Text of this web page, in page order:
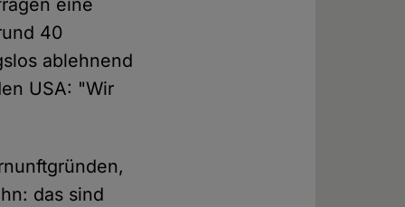
eine
40
ablehnend
USA: "Wir
das sind